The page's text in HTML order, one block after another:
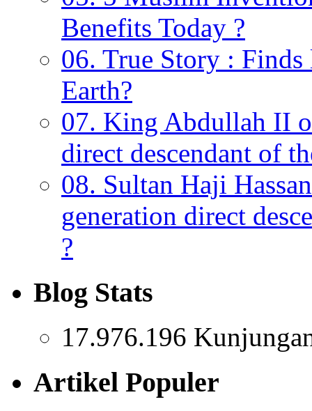
Benefits Today ?
06. True Story :
Earth?
07. King Abdullah II
direct descendant of
08. Sultan Haji
generation direct
?
Blog Stats
17.976.196
Artikel Populer